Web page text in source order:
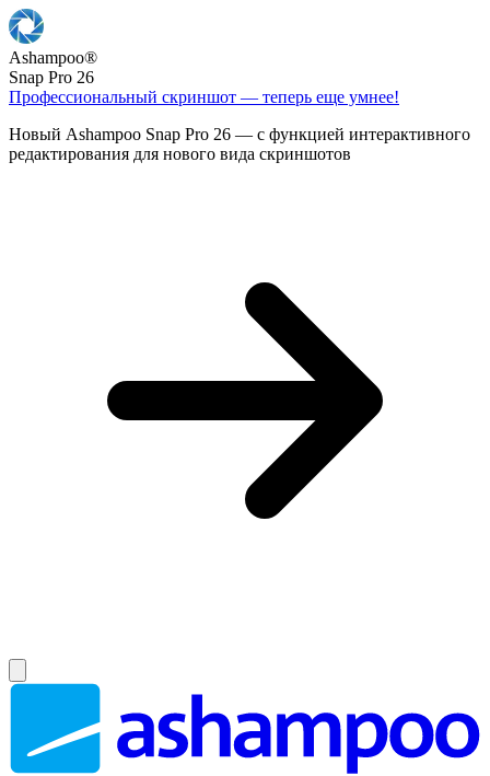
Ashampoo®
Snap Pro 26
Профессиональный скриншот — теперь еще умнее!
Новый Ashampoo Snap Pro 26 — с функцией интерактивного
редактирования для нового вида скриншотов